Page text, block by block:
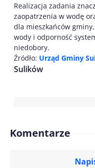
Realizacja zadania
zaopatrzenia w wodę
dla mieszkańców
wody i odporność
niedobory.
Źródło: Urząd Gminy
Sulików
Komentarze